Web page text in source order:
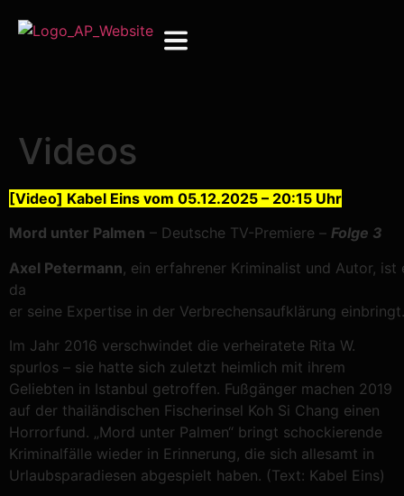
Videos
[Video] Kabel Eins vom 05.12.2025 – 20:15 Uhr
Mord unter Palmen – Deutsche TV-Premiere – Folge 3
Axel Petermann, ein erfahrener Kriminalist und Autor, ist
da
er seine Expertise in der Verbrechensaufklärung einbringt.
Im Jahr 2016 verschwindet die verheiratete Rita W.
spurlos – sie hatte sich zuletzt heimlich mit ihrem
Geliebten in Istanbul getroffen. Fußgänger machen 2019
auf der thailändischen Fischerinsel Koh Si Chang einen
Horrorfund. „Mord unter Palmen“ bringt schockierende
Kriminalfälle wieder in Erinnerung, die sich allesamt in
Urlaubsparadiesen abgespielt haben. (Text: Kabel Eins)